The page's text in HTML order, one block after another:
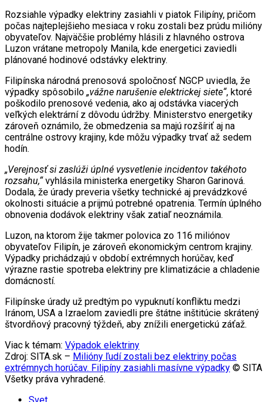
Rozsiahle výpadky elektriny zasiahli v piatok Filipíny, pričom
počas najteplejšieho mesiaca v roku zostali bez prúdu milióny
obyvateľov. Najväčšie problémy hlásili z hlavného ostrova
Luzon vrátane metropoly Manila, kde energetici zaviedli
plánované hodinové odstávky elektriny.
Filipínska národná prenosová spoločnosť NGCP uviedla, že
výpadky spôsobilo „vážne narušenie elektrickej siete“, ktoré
poškodilo prenosové vedenia, ako aj odstávka viacerých
veľkých elektrární z dôvodu údržby. Ministerstvo energetiky
zároveň oznámilo, že obmedzenia sa majú rozšíriť aj na
centrálne ostrovy krajiny, kde môžu výpadky trvať až sedem
hodín.
„Verejnosť si zaslúži úplné vysvetlenie incidentov takéhoto
rozsahu,“vyhlásila ministerka energetiky Sharon Garinová.
Dodala, že úrady preveria všetky technické aj prevádzkové
okolnosti situácie a prijmú potrebné opatrenia. Termín úplného
obnovenia dodávok elektriny však zatiaľ neoznámila.
Luzon, na ktorom žije takmer polovica zo 116 miliónov
obyvateľov Filipín, je zároveň ekonomickým centrom krajiny.
Výpadky prichádzajú v období extrémnych horúčav, keď
výrazne rastie spotreba elektriny pre klimatizácie a chladenie
domácností.
Filipínske úrady už predtým po vypuknutí konfliktu medzi
Iránom, USA a Izraelom zaviedli pre štátne inštitúcie skrátený
štvordňový pracovný týždeň, aby znížili energetickú záťaž.
Viac k témam: Výpadok elektriny
Zdroj: SITA.sk – Milióny ľudí zostali bez elektriny počas
extrémnych horúčav. Filipíny zasiahli masívne výpadky © SITA
Všetky práva vyhradené.